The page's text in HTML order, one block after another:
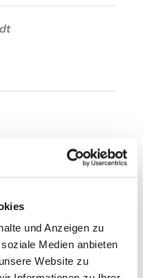
und Anzeigen zu
Medien anbieten
Website zu